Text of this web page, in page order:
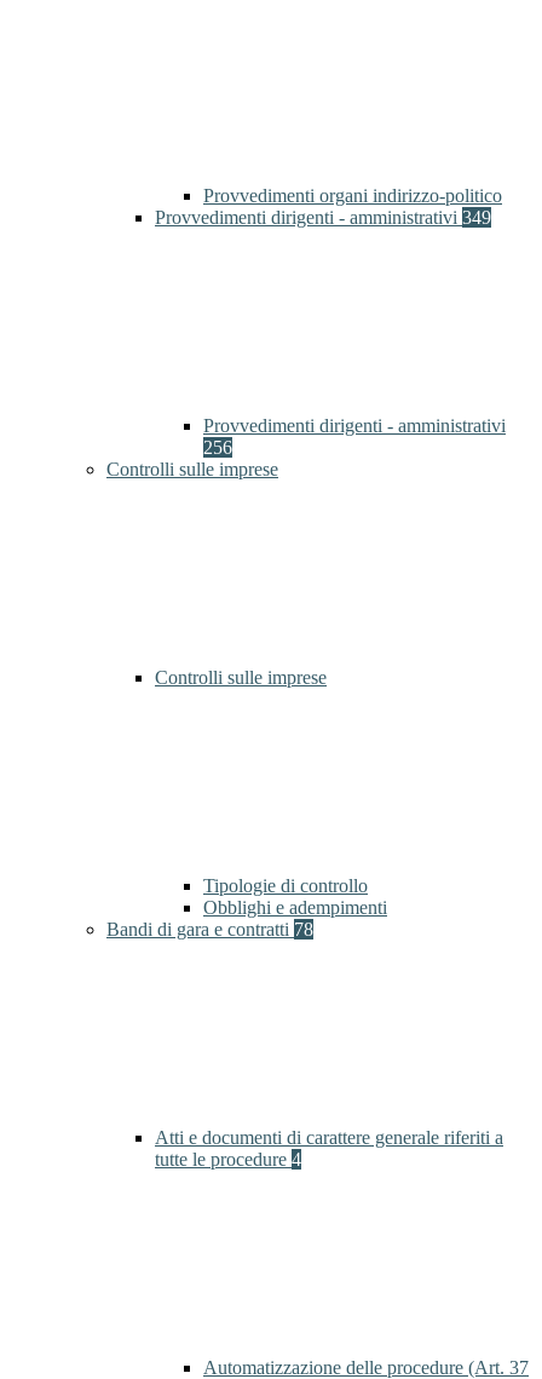
Provvedimenti organi indirizzo-politico
Provvedimenti dirigenti - amministrativi 349
Provvedimenti dirigenti - amministrativi
256
Controlli sulle imprese
Controlli sulle imprese
Tipologie di controllo
Obblighi e adempimenti
Bandi di gara e contratti 78
Atti e documenti di carattere generale riferiti a
tutte le procedure 4
Automatizzazione delle procedure (Art. 37